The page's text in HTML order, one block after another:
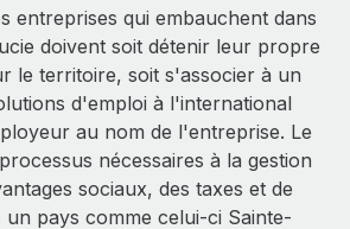
entreprises qui embauchent dans
doivent soit détenir leur propre
le territoire, soit s'associer à un
d'emploi à l'international
au nom de l'entreprise. Le
nécessaires à la gestion
sociaux, des taxes et de
pays comme celui-ci Sainte-